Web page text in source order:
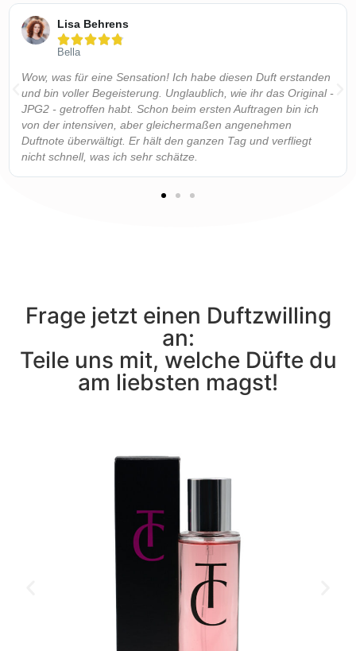
Lisa Behrens

Bella
Wow, was für eine Sensation! Ich habe diesen Duft erstanden
und bin voller Begeisterung. Unglaublich, wie ihr das Original -
JPG2 - getroffen habt. Schon beim ersten Auftragen bin ich
von der intensiven, aber gleichermaßen angenehmen
Duftnote überwältigt. Er hält den ganzen Tag und verfliegt
nicht schnell, was ich sehr schätze.
Frage jetzt einen Duftzwilling
an:
Teile uns mit, welche Düfte du
am liebsten magst!